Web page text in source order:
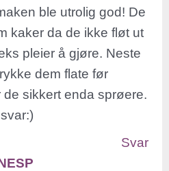
ble utrolig god! De
kaker da de ikke fløt ut
pleier å gjøre. Neste
dem flate før
de sikkert enda sprøere.
Svar